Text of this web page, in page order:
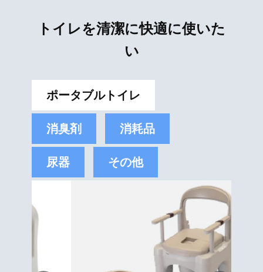
トイレを清潔に快適に使いた
い
ポータブルトイレ
消臭剤 消耗品
尿器 その他